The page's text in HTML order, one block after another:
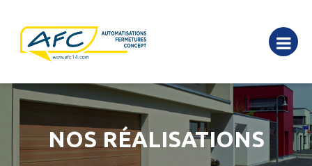
NOS RÉALISATIONS